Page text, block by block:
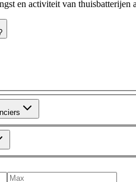
en activiteit van thuisbatterijen